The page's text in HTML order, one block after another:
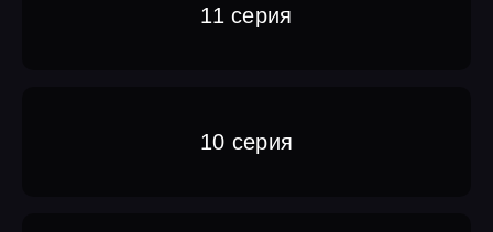
11 серия
10 серия